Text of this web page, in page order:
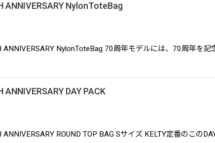
ANNIVERSARY NylonToteBag
ANNIVERSARY NylonToteBag 70周年モデルには、70周年を
ANNIVERSARY DAY PACK
ANNIVERSARY ROUND TOP BAG Sサイズ KELTY定番のこ